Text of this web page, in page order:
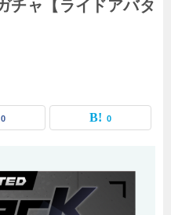
ャ【ライドアバタ
0 0